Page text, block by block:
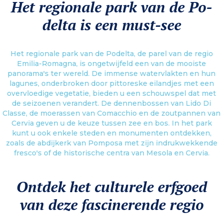
rijkdommen van de Delta staan zij aan zij met een groot historisch en
cultureel erfgoed. De steden Comacchio, Ferrara en Ravenna behoren tot de
bezienswaardigheden die u tijdens uw excursies niet mag missen.
Meer informatie
Het regionale park van de Po-
delta is een must-see
Het regionale park van de Podelta, de parel van de regio
Emilia-Romagna, is ongetwijfeld een van de mooiste
panorama's ter wereld. De immense watervlakten en hun
lagunes, onderbroken door pittoreske eilandjes met een
overvloedige vegetatie, bieden u een schouwspel dat met
de seizoenen verandert. De dennenbossen van Lido Di
Classe, de moerassen van Comacchio en de zoutpannen van
Cervia geven u de keuze tussen zee en bos. In het park
kunt u ook enkele steden en monumenten ontdekken,
zoals de abdijkerk van Pomposa met zijn indrukwekkende
fresco's of de historische centra van Mesola en Cervia.
Ontdek het culturele erfgoed
van deze fascinerende regio